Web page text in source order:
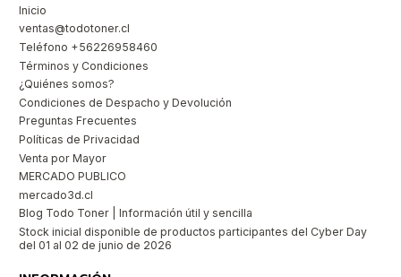
Inicio
ventas@todotoner.cl
Teléfono +56226958460
Términos y Condiciones
¿Quiénes somos?
Condiciones de Despacho y Devolución
Preguntas Frecuentes
Políticas de Privacidad
Venta por Mayor
MERCADO PUBLICO
mercado3d.cl
Blog Todo Toner | Información útil y sencilla
Stock inicial disponible de productos participantes del Cyber Day
del 01 al 02 de junio de 2026